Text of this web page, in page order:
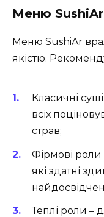
Меню SushiAr
Меню SushiAr
якістю.
Класичні
всіх
страв;
Фірмові роли
які здатні
Теплі роли –